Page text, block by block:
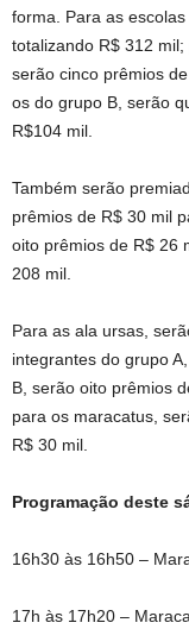
forma. Para as
totalizando R$ 312
serão cinco prêmios
os do grupo B, serão
R$104 mil.
Também serão
prêmios de R$ 30 mil
oito prêmios de R$ 26
208 mil.
Para as ala ursas,
integrantes do grupo
B, serão oito prêmios
para os maracatus,
R$ 30 mil.
Programação deste
16h30 às 16h50 –
17h às 17h20 –